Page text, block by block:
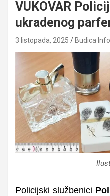
VUKOVAR
ukradenog
3 listopada, 2025 Budica Info
Policijski službenici